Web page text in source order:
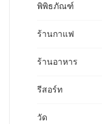
พิพิธภัณฑ์
ร้านกาแฟ
ร้านอาหาร
รีสอร์ท
วัด